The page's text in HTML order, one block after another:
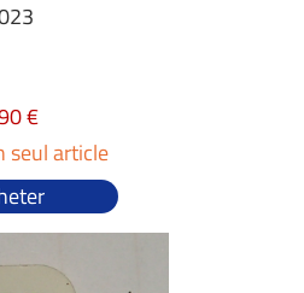
€
seul article